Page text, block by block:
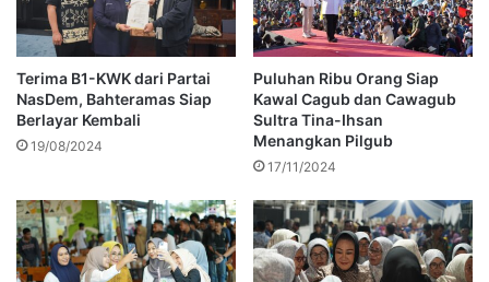
Terima B1-KWK dari Partai
NasDem, Bahteramas Siap
Berlayar Kembali
19/08/2024
Puluhan Ribu Orang Siap
Kawal Cagub dan Cawagub
Sultra Tina-Ihsan
Menangkan Pilgub
17/11/2024